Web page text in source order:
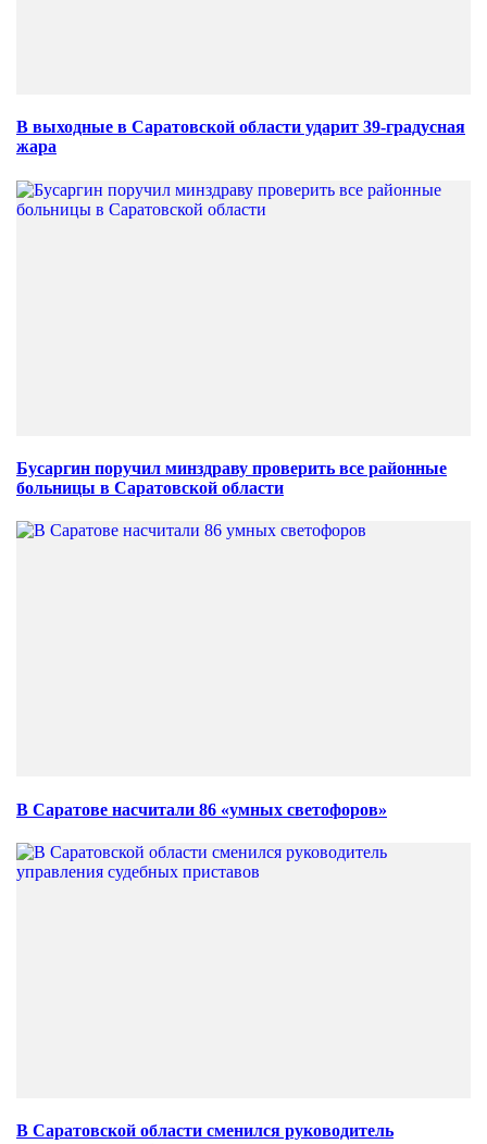
В выходные в Саратовской области ударит 39-градусная
жара
Бусаргин поручил минздраву проверить все районные
больницы в Саратовской области
В Саратове насчитали 86 «умных светофоров»
В Саратовской области сменился руководитель